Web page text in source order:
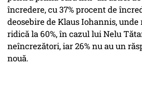
încredere, cu 37% procent de
deosebire de Klaus Iohannis,
ridică la 60%, în cazul lui Nelu
neîncrezători, iar 26% nu au un
nouă.